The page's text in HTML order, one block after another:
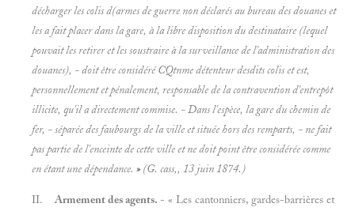
décharger les colis d(armes de guerre non déclarés au bureau des douanes et
les a fait placer dans la gare, à la libre disposition du destinataire (lequel
pouvait les retirer et les soustraire à la surveillance de l'administration des
douanes), - doit être considéré CQtnme détenteur desdits colis et est,
personnellement et pénalement, responsable de la contravention d'entrepôt
illicite, qu'il a directement commise. -Dans l'espèce, la gare du chemin de
fer, - séparée des faubourgs de la ville et située hors des remparts, - ne fait
pas partie de l'enceinte de cette ville et ne doit point être considérée comme
en étant une dépendance. »(G. cass,, 13 juin 1874.)
II.Armement des agents. - « Les cantonniers, gardes-barrières et